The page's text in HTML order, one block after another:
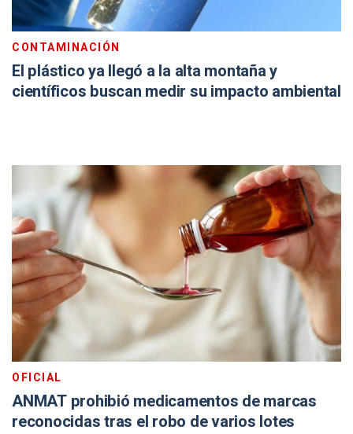
CONTAMINACIÓN
El plástico ya llegó a la alta montaña y
científicos buscan medir su impacto ambiental
OFICIAL
ANMAT prohibió medicamentos de marcas
reconocidas tras el robo de varios lotes